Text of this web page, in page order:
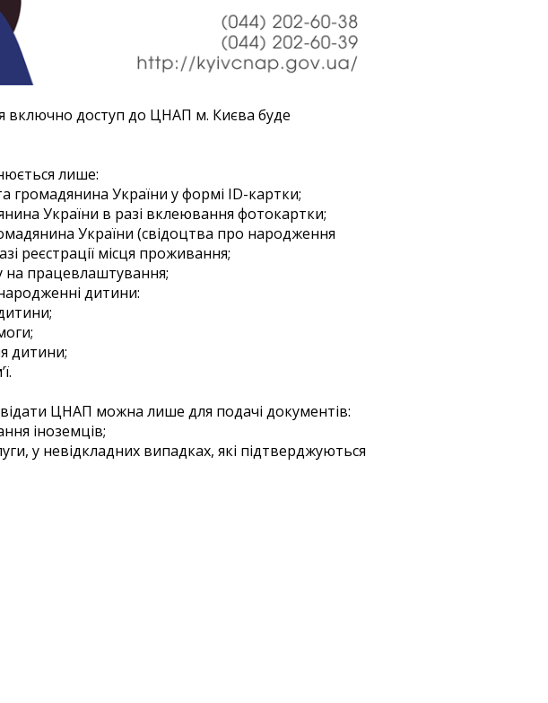
включно доступ до ЦНАП м. Києва буде
лише:
громадянина України у формі ID-картки;
України в разі вклеювання фотокартки;
України (свідоцтва про народження
реєстрації місця проживання;
на працевлаштування;
дитини:
дитини;
ЦНАП можна лише для подачі документів:
іноземців;
у невідкладних випадках, які підтверджуються